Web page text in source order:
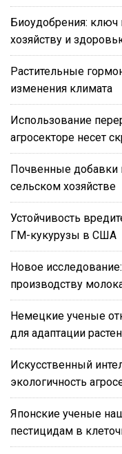
Биоудобрения: ключ
хозяйству и
Растительные
изменения климата
Использование
агросекторе несет
Почвенные добавки
сельском хозяйстве
Устойчивость
ГМ-кукурузы в США
Новое
производству
Немецкие ученые
для адаптации
Искусственный
экологичность
Японские ученые
пестицидам в